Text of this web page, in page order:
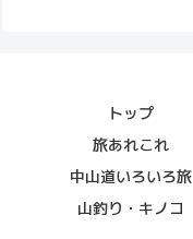
トップ
旅あれこれ
中山道いろいろ旅
山釣り・キノコ